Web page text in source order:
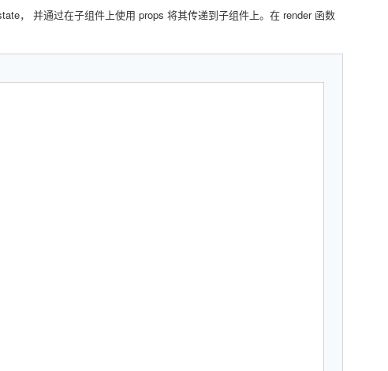
， 并通过在子组件上使用 props 将其传递到子组件上。在 render 函数